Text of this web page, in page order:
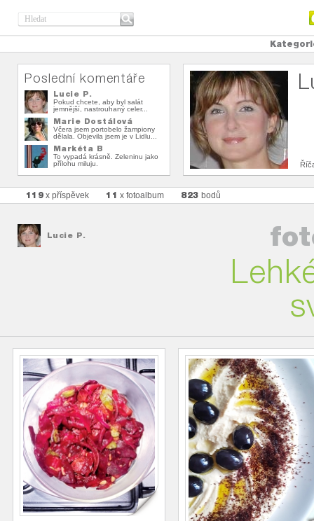
Poslední komentáře
Lucie P.
Pokud chcete, aby byl salát
jemnější, nastrouhaný celer...
Marie Dostálová
Včera jsem portobelo žampiony
dělala. Objevila jsem je v Lidlu...
Markéta B
To vypadá krásně. Zeleninu jako
přílohu miluju.
119 x příspěvek 11 x fotoalbum 823 bodů
Lucie P.